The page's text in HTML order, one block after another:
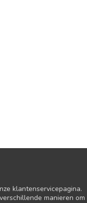
klantenservicepagina.
manieren om